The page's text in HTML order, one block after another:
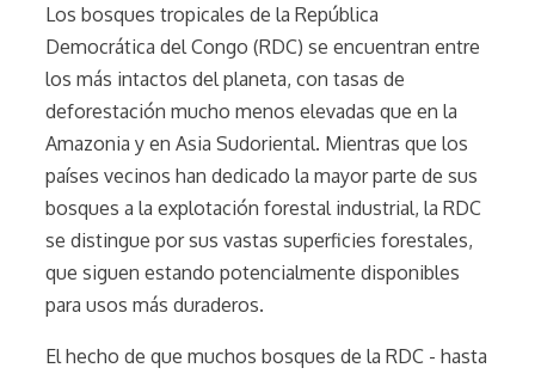
Los bosques tropicales de la República
Democrática del Congo (RDC) se encuentran entre
los más intactos del planeta, con tasas de
deforestación mucho menos elevadas que en la
Amazonia y en Asia Sudoriental. Mientras que los
países vecinos han dedicado la mayor parte de sus
bosques a la explotación forestal industrial, la RDC
se distingue por sus vastas superficies forestales,
que siguen estando potencialmente disponibles
para usos más duraderos.
El hecho de que muchos bosques de la RDC - hasta